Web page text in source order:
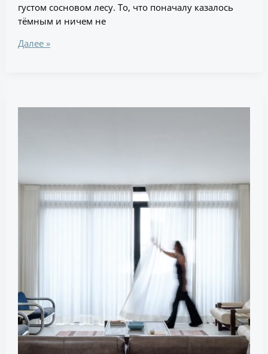
густом сосновом лесу. То, что поначалу казалось
тёмным и ничем не
Далее »
Julia
Peres.Co
Arquitetura